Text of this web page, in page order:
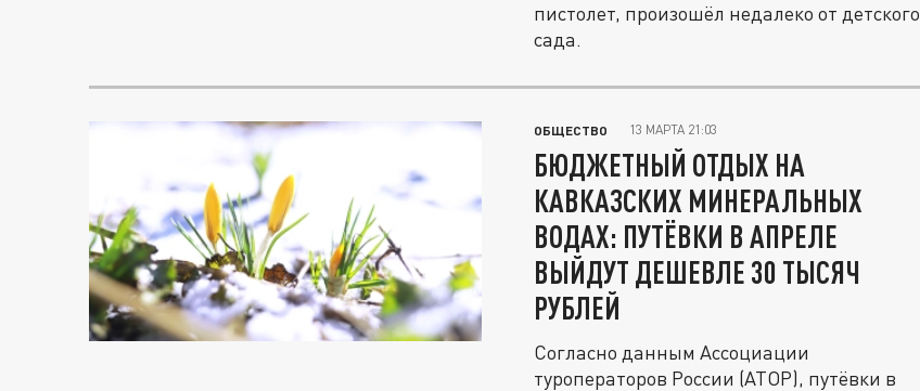
пистолет, произошёл недалеко от детского
сада.
ОБЩЕСТВО 13 МАРТА 21:03
БЮДЖЕТНЫЙ ОТДЫХ НА
КАВКАЗСКИХ МИНЕРАЛЬНЫХ
ВОДАХ: ПУТЁВКИ В АПРЕЛЕ
ВЫЙДУТ ДЕШЕВЛЕ 30 ТЫСЯЧ
РУБЛЕЙ
Согласно данным Ассоциации
туроператоров России (АТОР), путёвки в